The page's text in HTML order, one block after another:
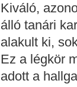
Kiváló,
álló tanári
alakult ki,
Ez a légkör
adott a